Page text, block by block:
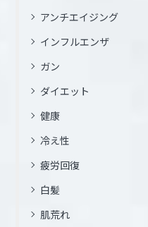
アンチエイジング
インフルエンザ
ガン
ダイエット
健康
冷え性
疲労回復
白髪
肌荒れ